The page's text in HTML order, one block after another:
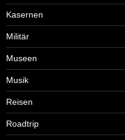
Kasernen
Militär
Museen
Musik
Reisen
Roadtrip